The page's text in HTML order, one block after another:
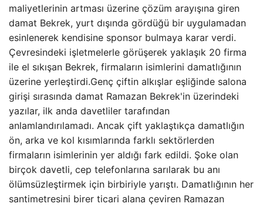
maliyetlerinin artması üzerine çözüm arayışına giren
damat Bekrek, yurt dışında gördüğü bir uygulamadan
esinlenerek kendisine sponsor bulmaya karar verdi.
Çevresindeki işletmelerle görüşerek yaklaşık 20 firma
ile el sıkışan Bekrek, firmaların isimlerini damatlığının
üzerine yerleştirdi.Genç çiftin alkışlar eşliğinde salona
girişi sırasında damat Ramazan Bekrek'in üzerindeki
yazılar, ilk anda davetliler tarafından
anlamlandırılamadı. Ancak çift yaklaştıkça damatlığın
ön, arka ve kol kısımlarında farklı sektörlerden
firmaların isimlerinin yer aldığı fark edildi. Şoke olan
birçok davetli, cep telefonlarına sarılarak bu anı
ölümsüzleştirmek için birbiriyle yarıştı. Damatlığının her
santimetresini birer ticari alana çeviren Ramazan